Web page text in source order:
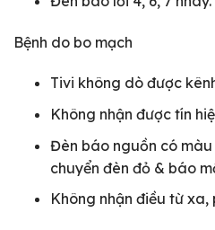
Bệnh do bo mạch
Tivi không dò được
Không nhận được tín
Đèn báo nguồn có
chuyển đèn đỏ & báo
Không nhận điều từ